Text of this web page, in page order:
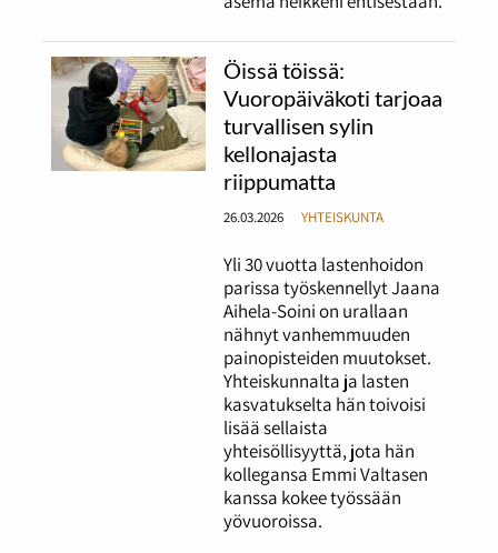
Öissä töissä:
Vuoropäiväkoti tarjoaa
turvallisen sylin
kellonajasta
riippumatta
26.03.2026 YHTEISKUNTA
Yli 30 vuotta lastenhoidon
parissa työskennellyt Jaana
Aihela-Soini on urallaan
nähnyt vanhemmuuden
painopisteiden muutokset.
Yhteiskunnalta ja lasten
kasvatukselta hän toivoisi
lisää sellaista
yhteisöllisyyttä, jota hän
kollegansa Emmi Valtasen
kanssa kokee työssään
yövuoroissa.